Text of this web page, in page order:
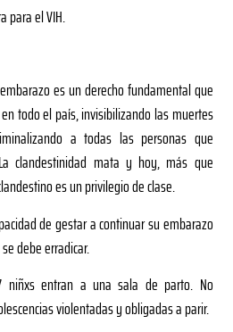
para el VIH.
es un derecho fundamental que
todo el país, invisibilizando las muertes
a todas las personas que
clandestinidad mata y hoy, más que
es un privilegio de clase.
de gestar a continuar su embarazo
debe erradicar.
niñxs entran a una sala de parto. No
violentadas y obligadas a parir.